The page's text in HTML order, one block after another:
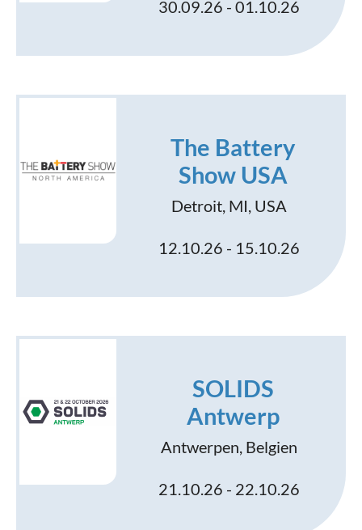
30.09.26 - 01.10.26
The Battery
Show USA
Detroit, MI, USA
12.10.26 - 15.10.26
SOLIDS
Antwerp
Antwerpen, Belgien
21.10.26 - 22.10.26